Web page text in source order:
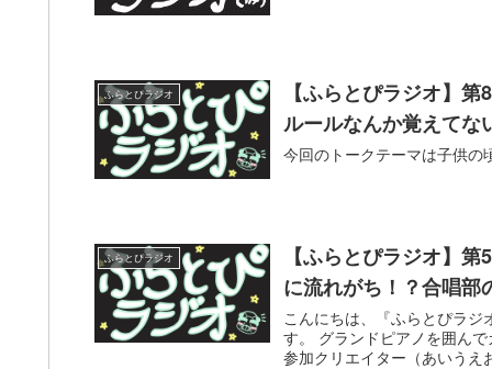
ふらとぴラジオ
【ふらとぴラジオ】
ルールなんか覚えてな
今回のトークテーマは子供
ふらとぴラジオ
【ふらとぴラジオ】
に流れがち！？合唱部
こんにちは、『ふらとぴラ
す。 グランドピアノを囲ん
参加クリエイター（あいう